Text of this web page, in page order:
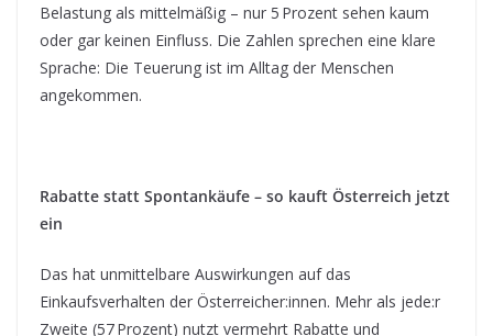
Belastung als mittelmäßig – nur 5 Prozent sehen kaum
oder gar keinen Einfluss. Die Zahlen sprechen eine klare
Sprache: Die Teuerung ist im Alltag der Menschen
angekommen.
Rabatte statt Spontankäufe – so kauft Österreich jetzt
ein
Das hat unmittelbare Auswirkungen auf das
Einkaufsverhalten der Österreicher:innen. Mehr als jede:r
Zweite (57 Prozent) nutzt vermehrt Rabatte und